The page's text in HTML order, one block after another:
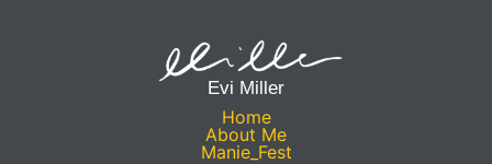
Evi Miller
Home
About Me
Manie_Fest